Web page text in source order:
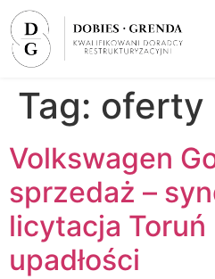
Tag: oferty
Volkswagen
sprzedaż –
licytacja Toruń
upadłości